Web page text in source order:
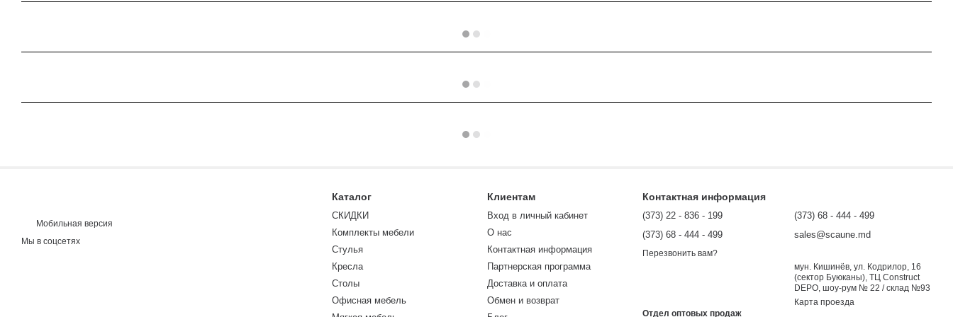
Мобильная версия
Мы в соцсетях
Каталог
СКИДКИ
Комплекты мебели
Стулья
Кресла
Столы
Офисная мебель
Клиентам
Вход в личный кабинет
О нас
Контактная информация
Партнерская программа
Доставка и оплата
Обмен и возврат
Контактная информация
(373) 22 - 836 - 199
(373) 68 - 444 - 499
Перезвонить вам?
(373) 68 - 444 - 499
sales@scaune.md
мун. Кишинёв, ул. Кодрилор, 16
(сектор Буюканы), ТЦ Construct
DEPO, шоу-рум № 22 / склад №93
Карта проезда
Отдел оптовых продаж